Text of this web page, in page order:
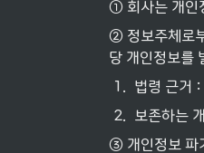
① 회사는 개인
② 정보주체로
당 개인정보를
1
법령 근거
2.
보존하는
③ 개인정보 파